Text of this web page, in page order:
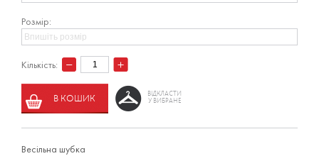
Розмір:
Кількість:
В КОШИК ВІДКЛАСТИ
У ВИБРАНЕ
Весільна шубка